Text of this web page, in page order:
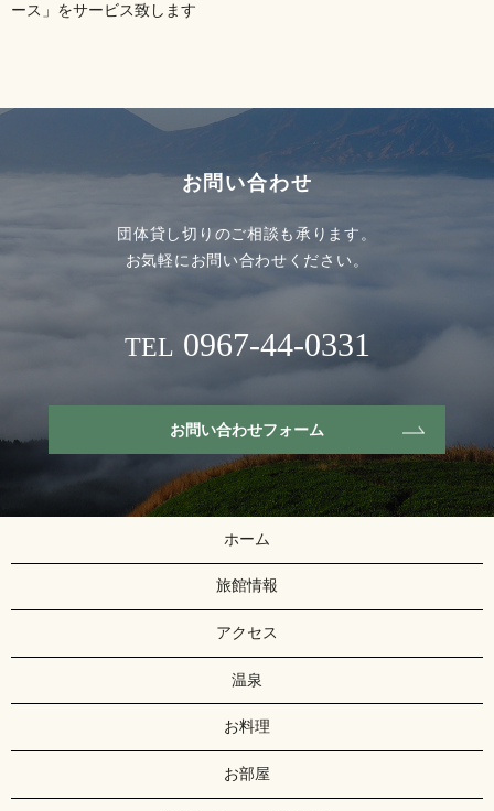
ース」をサービス致します
お問い合わせ
団体貸し切りのご相談も承ります。
お気軽にお問い合わせください。
TEL 0967-44-0331
お問い合わせフォーム
ホーム
旅館情報
アクセス
温泉
お料理
お部屋